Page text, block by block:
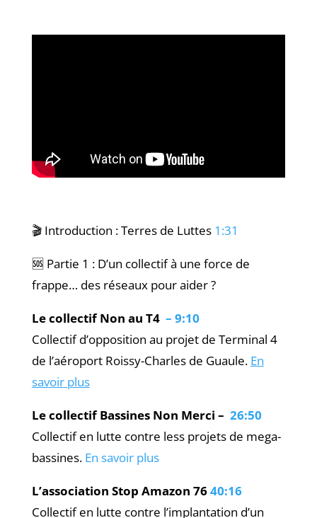
🎬 Introduction : Terres de Luttes 1:31
🆘 Partie 1 : D’un collectif à une force de
frappe… des réseaux pour aider ?
Le collectif Non au T4 – 9:10
Collectif d’opposition au projet de Terminal 4
de l’aéroport Roissy-Charles de Guaule. En
savoir plus
Le collectif Bassines Non Merci – 26:50
Collectif en lutte contre less projets de mega-
bassines. En savoir plus
L’association Stop Amazon 7640:16
Collectif en lutte contre l’implantation d’un